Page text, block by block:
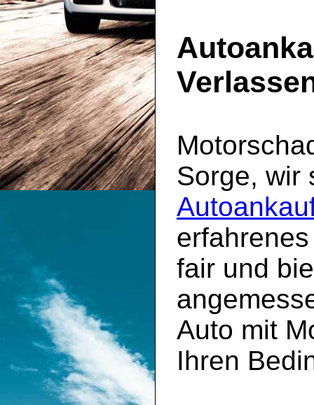
Sorge, wir
fair und
Auto mit
Ihren